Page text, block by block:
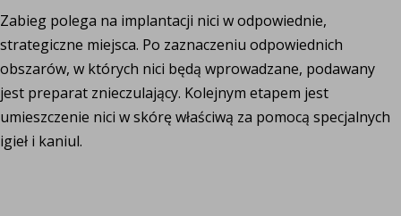
Zabieg polega na implantacji nici w odpowiednie,
strategiczne miejsca. Po zaznaczeniu odpowiednich
obszarów, w których nici będą wprowadzane, podawany
jest preparat znieczulający. Kolejnym etapem jest
umieszczenie nici w skórę właściwą za pomocą specjalnych
igieł i kaniul.